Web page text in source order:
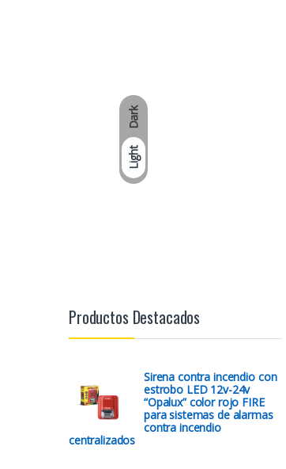
Dark
Light
Productos Destacados
Sirena contra incendio con
estrobo LED 12v-24v
“Opalux” color rojo FIRE
para sistemas de alarmas
contra incendio
centralizados